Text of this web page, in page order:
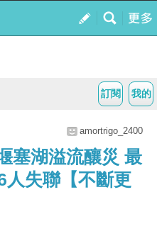
我的
訂閱
amortrigo_2400
塞湖溢流釀災 最
人失聯【不斷更